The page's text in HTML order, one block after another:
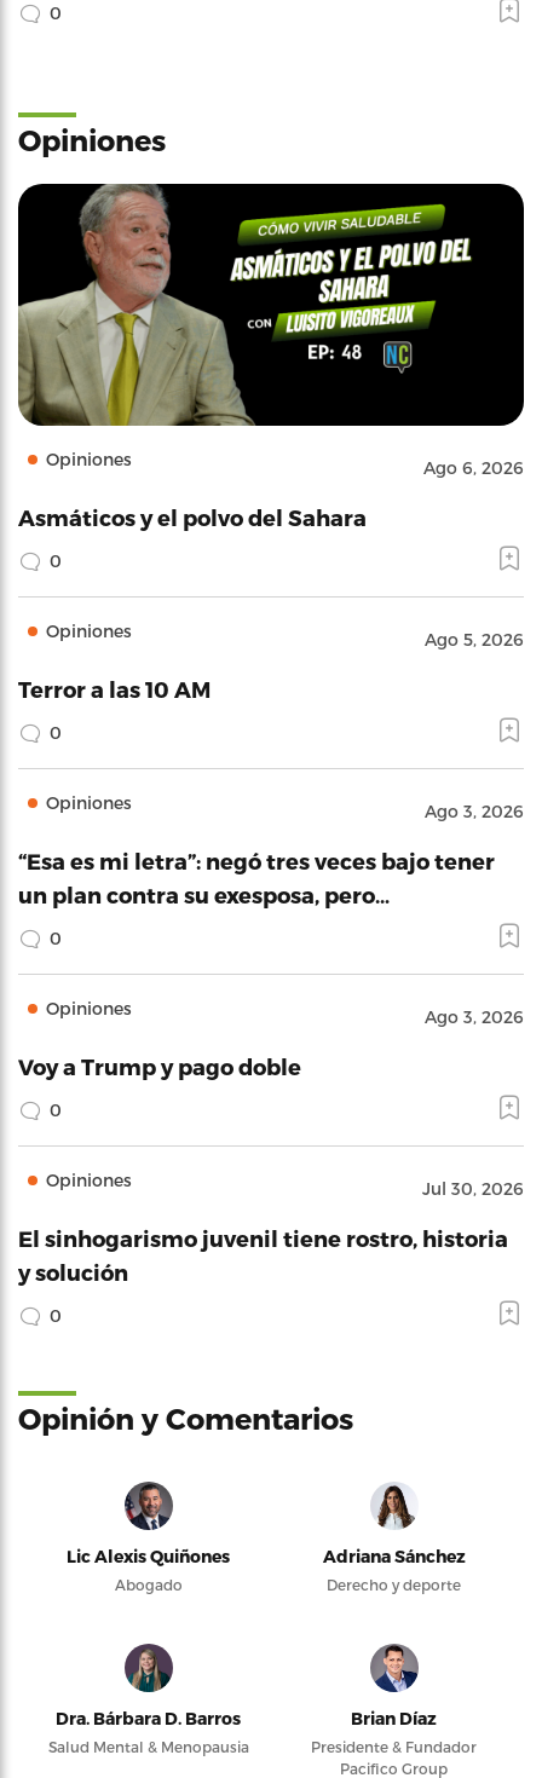
0
Opiniones
Opiniones Ago 6, 2026
Asmáticos y el polvo del Sahara
0
Opiniones Ago 5, 2026
Terror a las 10 AM
0
Opiniones Ago 3, 2026
“Esa es mi letra”: negó tres veces bajo tener
un plan contra su exesposa, pero…
0
Opiniones Ago 3, 2026
Voy a Trump y pago doble
0
Opiniones Jul 30, 2026
El sinhogarismo juvenil tiene rostro, historia
y solución
0
Opinión y Comentarios
Lic Alexis Quiñones
Abogado
Adriana Sánchez
Derecho y deporte
Dra. Bárbara D. Barros
Salud Mental & Menopausia
Brian Díaz
Presidente & Fundador
Pacifico Group